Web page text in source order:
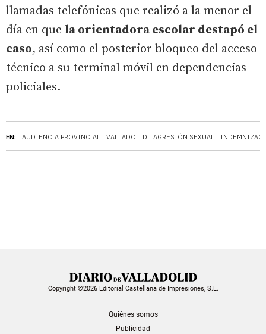
EN: AUDIENCIA PROVINCIAL VALLADOLID AGRESIÓN SEXUAL
llamadas telefónicas que realizó a la menor el
día en que la orientadora escolar destapó el
caso, así como el posterior bloqueo del acceso
técnico a su terminal móvil en dependencias
policiales.
Copyright ©2026 Editorial Castellana de Impresiones, S.L.
Quiénes somos
Publicidad